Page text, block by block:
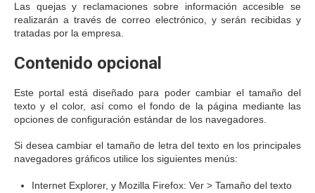
Las quejas y reclamaciones sobre información accesible se
realizarán a través de correo electrónico, y serán recibidas y
tratadas por la empresa.
Contenido opcional
Este portal está diseñado para poder cambiar el tamaño del
texto y el color, así como el fondo de la página mediante las
opciones de configuración estándar de los navegadores.
Si desea cambiar el tamaño de letra del texto en los principales
navegadores gráficos utilice los siguientes menús:
Internet Explorer, y Mozilla Firefox: Ver > Tamaño del texto